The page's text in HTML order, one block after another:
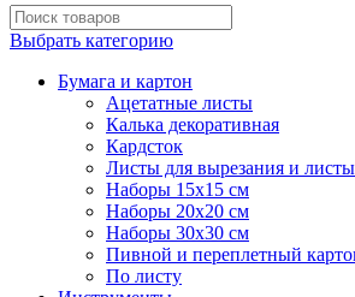
Выбрать категорию
Бумага и картон
Ацетатные листы
Калька декоративная
Кардсток
Листы для вырезания и
Наборы 15х15 см
Наборы 20х20 см
Наборы 30х30 см
Пивной и переплетный
По листу